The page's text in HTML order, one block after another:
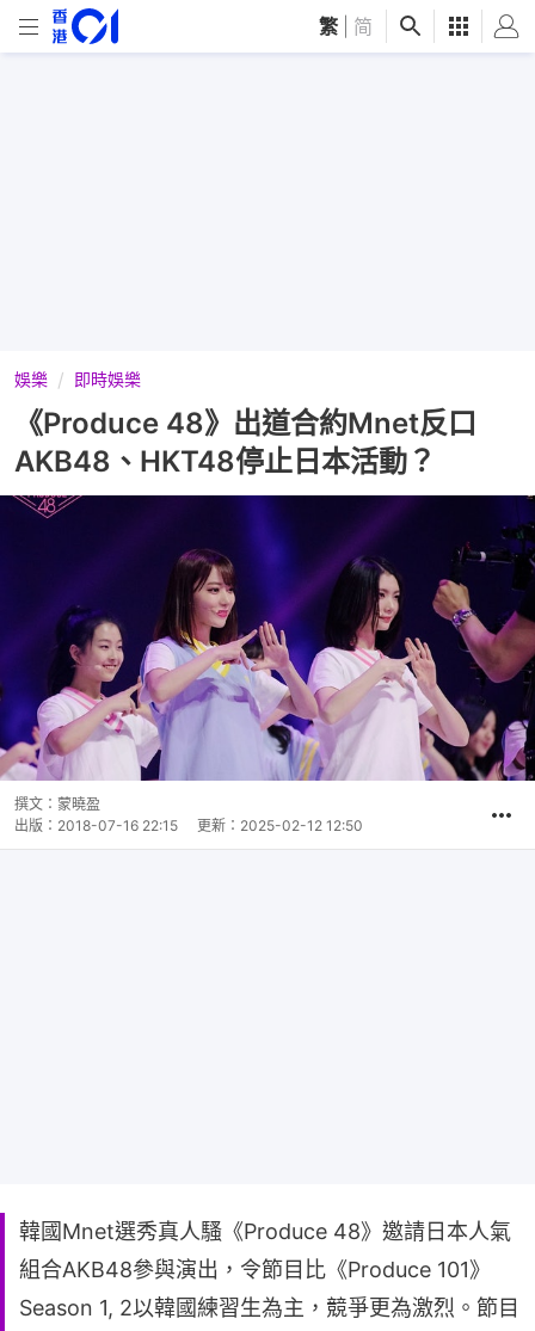
繁 简
娛樂 即時娛樂
《Produce 48》出道合約Mnet反口
AKB48、HKT48停止日本活動？
撰文： 蒙曉盈
出版： 2018-07-16 22:15 更新： 2025-02-12 12:50
韓國Mnet選秀真人騷《Produce 48》邀請日本人氣
組合AKB48參與演出，令節目比《Produce 101》
Season 1, 2以韓國練習生為主，競爭更為激烈。節目